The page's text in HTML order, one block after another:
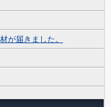
が届きました。